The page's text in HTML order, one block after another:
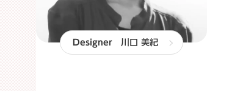
Designer 川口 美紀